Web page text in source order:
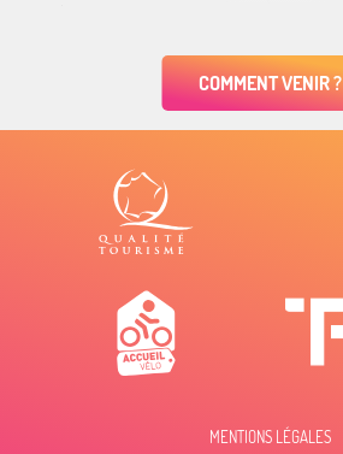
COMMENT VENIR ?
MENTIONS LÉGALES